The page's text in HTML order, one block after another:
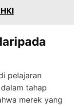
pelajaran
tahap
merek yang